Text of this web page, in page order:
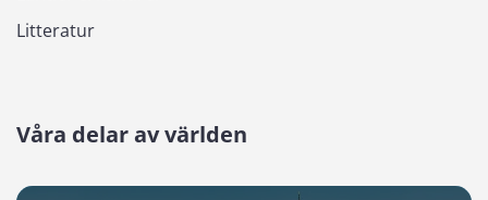
Litteratur
Våra delar av världen